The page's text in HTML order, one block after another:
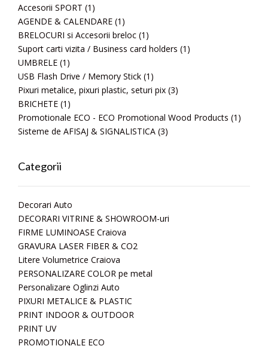
Accesorii SPORT (1)
AGENDE & CALENDARE (1)
BRELOCURI si Accesorii breloc (1)
Suport carti vizita / Business card holders (1)
UMBRELE (1)
USB Flash Drive / Memory Stick (1)
Pixuri metalice, pixuri plastic, seturi pix (3)
BRICHETE (1)
Promotionale ECO - ECO Promotional Wood Products (1)
Sisteme de AFISAJ & SIGNALISTICA (3)
Categorii
Decorari Auto
DECORARI VITRINE & SHOWROOM-uri
FIRME LUMINOASE Craiova
GRAVURA LASER FIBER & CO2
Litere Volumetrice Craiova
PERSONALIZARE COLOR pe metal
Personalizare Oglinzi Auto
PIXURI METALICE & PLASTIC
PRINT INDOOR & OUTDOOR
PRINT UV
PROMOTIONALE ECO